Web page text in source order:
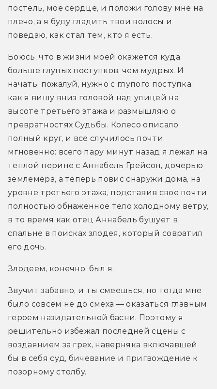
постель, мое сердце, и положи голову мне на
плечо, а я буду гладить твои волосы и
поведаю, как стал тем, кто я есть.
Боюсь, что в жизни моей окажется куда
больше глупых поступков, чем мудрых. И
начать, пожалуй, нужно с глупого поступка:
как я вишу вниз головой над улицей на
высоте третьего этажа и размышляю о
превратностях Судьбы. Колесо описало
полный круг, и все случилось почти
мгновенно: всего пару минут назад я лежал на
теплой перине с Аннабель Грейсон, дочерью
землемера, а теперь повис снаружи дома, на
уровне третьего этажа, подставив свое почти
полностью обнаженное тело холодному ветру,
в то время как отец Аннабель бушует в
спальне в поисках злодея, который совратил
его дочь.
Злодеем, конечно, был я.
Звучит забавно, и ты смеешься, но тогда мне
было совсем не до смеха — оказаться главным
героем назидательной басни. Поэтому я
решительно избежал последней сцены с
воздаянием за грех, наверняка включавшей
бы в себя суд, бичевание и пригвождение к
позорному столбу.